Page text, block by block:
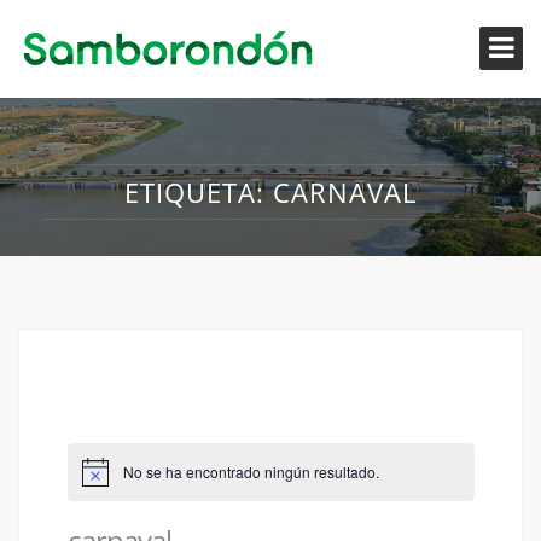
ETIQUETA:CARNAVAL
No se ha encontrado ningún resultado.